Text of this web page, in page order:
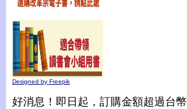
Designed by Freepik
好消息！即日起，訂購金額超過台幣